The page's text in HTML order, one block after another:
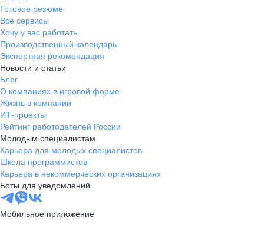
Готовое резюме
Все сервисы
Хочу у вас работать
Производственный календарь
Экспертная рекомендация
Новости и статьи
Блог
О компаниях в игровой форме
Жизнь в компании
ИТ-проекты
Рейтинг работодателей России
Молодым специалистам
Карьера для молодых специалистов
Школа программистов
Карьера в некоммерческих организациях
Боты для уведомлений
Мобильное приложение